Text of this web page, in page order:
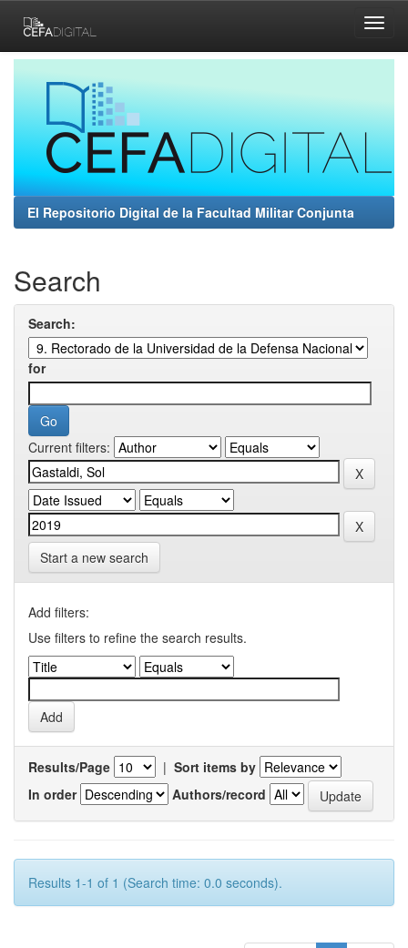
navigation
El Repositorio Digital de la Facultad Militar Conjunta
Search
Search:
for
Current filters:
Start a new search
Add filters:
Use filters to refine the search results.
Results/Page | Sort items by
In order
Authors/record
Results 1-1 of 1 (Search time: 0.0 seconds).